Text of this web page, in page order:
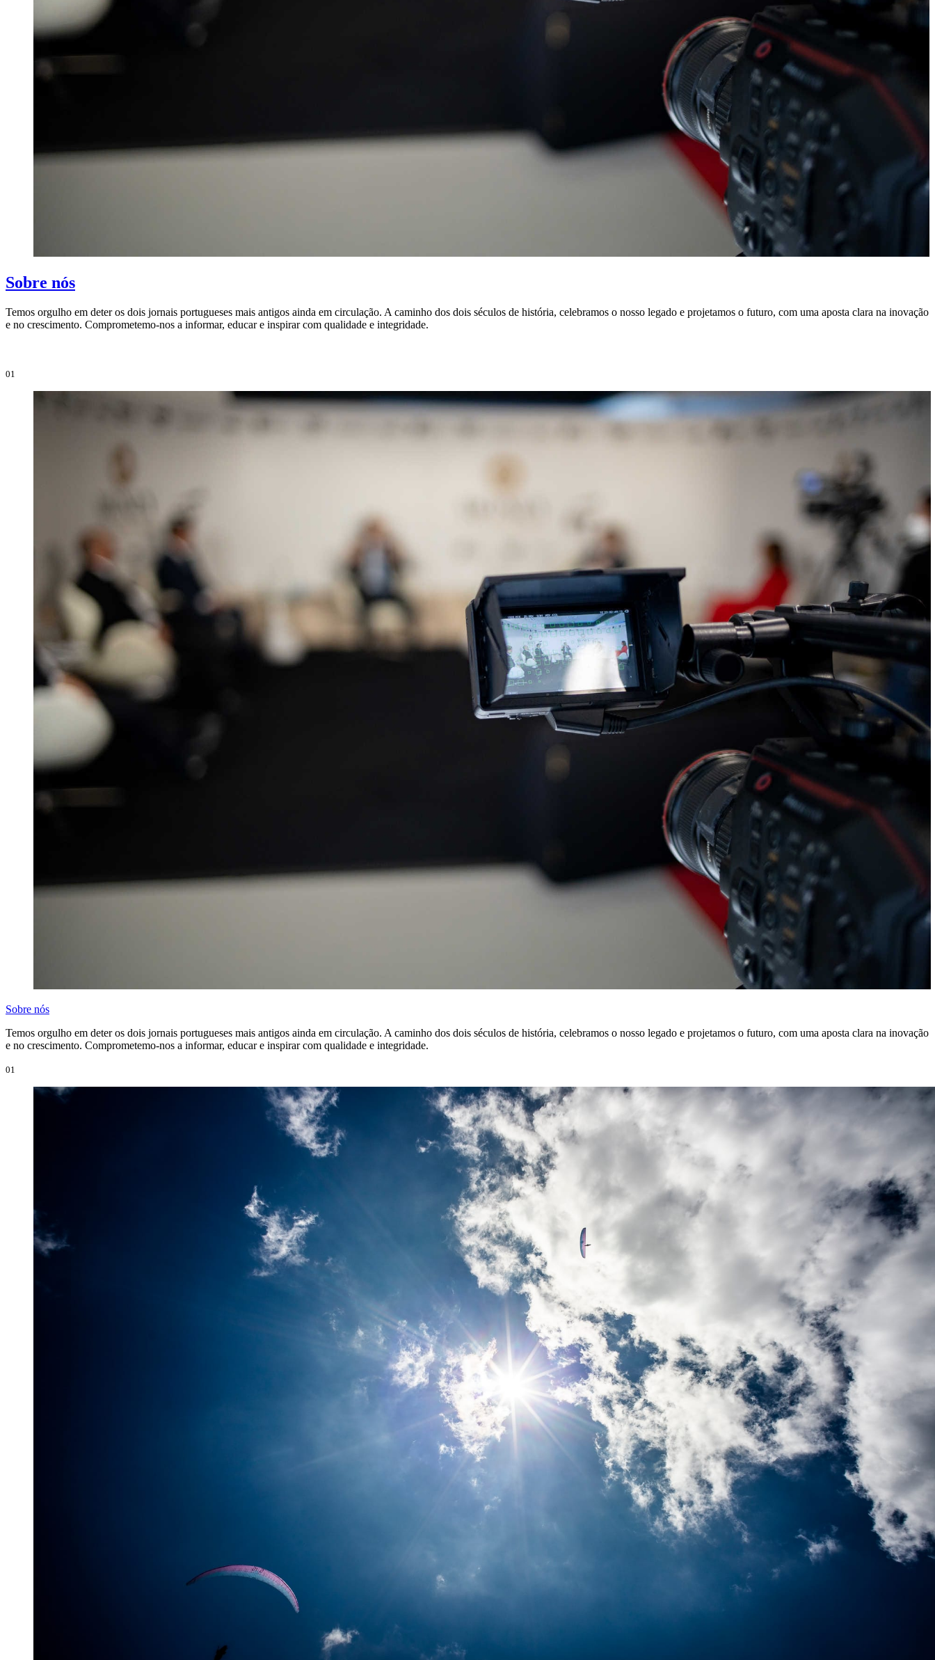
Sobre nós
Temos orgulho em deter os dois jornais portugueses mais antigos ainda em circulação. A caminho dos dois séculos de história, celebramos o nosso legado e projetamos o futuro, com uma aposta clara na inovação
e no crescimento. Comprometemo-nos a informar, educar e inspirar com qualidade e integridade.
01
Sobre nós
Temos orgulho em deter os dois jornais portugueses mais antigos ainda em circulação. A caminho dos dois séculos de história, celebramos o nosso legado e projetamos o futuro, com uma aposta clara na inovação
e no crescimento. Comprometemo-nos a informar, educar e inspirar com qualidade e integridade.
01